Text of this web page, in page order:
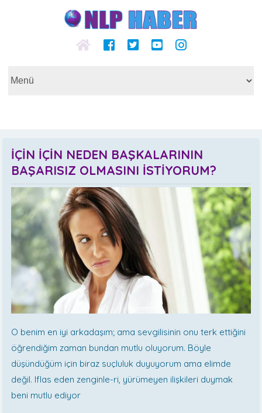
İÇİN İÇİN NEDEN BAŞKALARININ
BAŞARISIZ OLMASINI İSTİYORUM?
O benim en iyi arkadaşım; ama sevgilisinin onu terk ettiğini
öğrendiğim zaman bundan mutlu oluyorum. Böyle
düşündüğüm için biraz suçluluk duyuyorum ama elimde
değil. Iflas eden zenginle-ri, yürümeyen ilişkileri duymak
beni mutlu ediyor